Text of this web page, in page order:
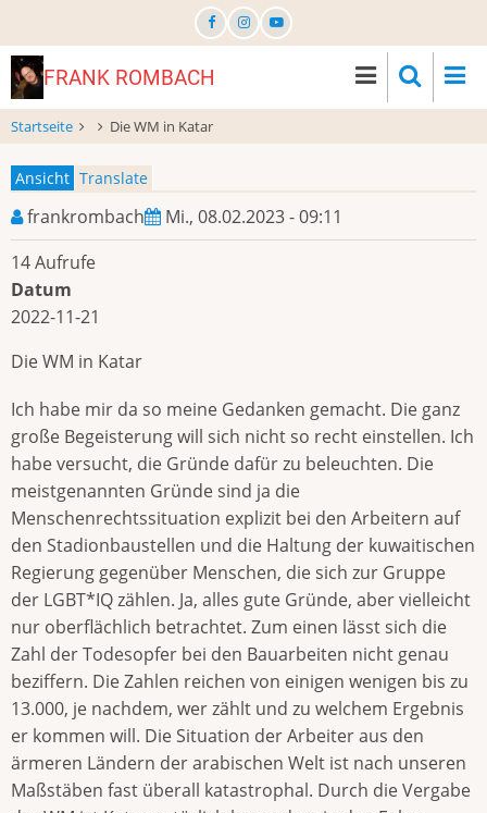
zum
InhaltFRANK ROMBACH
Startseite Die WM in Katar
Primary
tabs
Ansicht Translate
frankrombach
Mi., 08.02.2023 - 09:11
14 Aufrufe
Datum
2022-11-21
Die WM in Katar
Ich habe mir da so meine Gedanken gemacht. Die ganz
große Begeisterung will sich nicht so recht einstellen. Ich
habe versucht, die Gründe dafür zu beleuchten. Die
meistgenannten Gründe sind ja die
Menschenrechtssituation explizit bei den Arbeitern auf
den Stadionbaustellen und die Haltung der kuwaitischen
Regierung gegenüber Menschen, die sich zur Gruppe
der LGBT*IQ zählen. Ja, alles gute Gründe, aber vielleicht
nur oberflächlich betrachtet. Zum einen lässt sich die
Zahl der Todesopfer bei den Bauarbeiten nicht genau
beziffern. Die Zahlen reichen von einigen wenigen bis zu
13.000, je nachdem, wer zählt und zu welchem Ergebnis
er kommen will. Die Situation der Arbeiter aus den
ärmeren Ländern der arabischen Welt ist nach unseren
Maßstäben fast überall katastrophal. Durch die Vergabe